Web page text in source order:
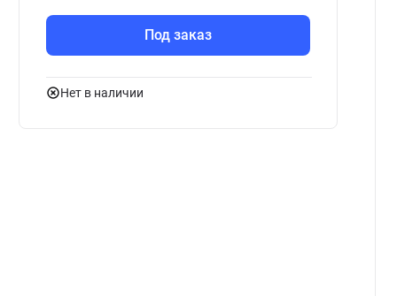
Под заказ
Нет в наличии